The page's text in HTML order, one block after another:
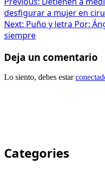
Post
navigation
desfigurar a mujer en
Next: Puño y letra Por:
siempre
Deja un comentario
Lo siento, debes estar
Categories